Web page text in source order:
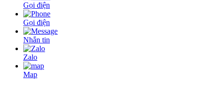
Gọi điện
Gọi điện
Nhắn tin
Zalo
Map